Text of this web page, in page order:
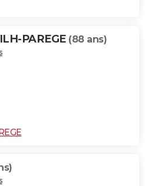
PAREGE (88 ans)